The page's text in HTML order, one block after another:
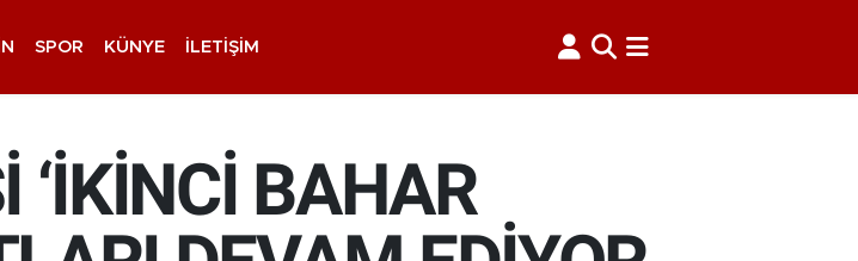
SPOR KÜNYE İLETIŞIM
‘İKİNCİ BAHAR